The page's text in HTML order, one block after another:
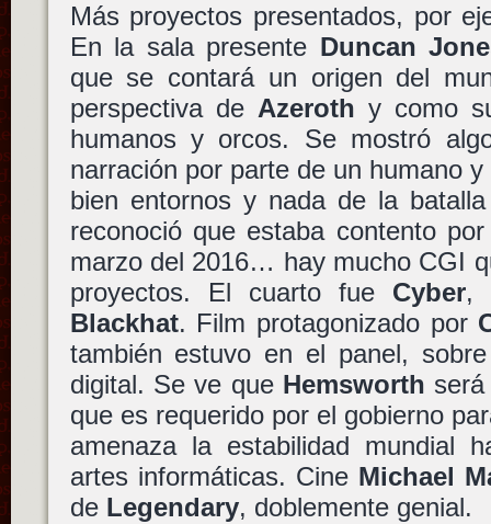
Más proyectos presentados, por
En la sala presente Duncan
que se contará un origen del
perspectiva de Azeroth y como
humanos y orcos. Se mostró
narración por parte de un humano
bien entornos y nada de la
reconoció que estaba contento
marzo del 2016… hay mucho CGI
proyectos. El cuarto fue Cyber,
Blackhat. Film protagonizado por
también estuvo en el panel,
digital. Se ve que Hemsworth
que es requerido por el gobierno
amenaza la estabilidad mundial
artes informáticas. Cine Michael
de Legendary, doblemente genial.